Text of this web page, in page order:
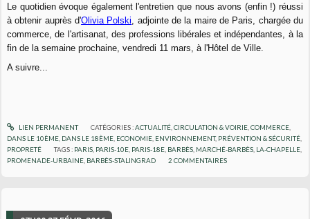
Le quotidien évoque également l'entretien que nous avons (enfin !) réussi
à obtenir auprès d'Olivia Polski , adjointe de la maire de Paris, chargée du
commerce, de l'artisanat, des professions libérales et indépendantes, à la
fin de la semaine prochaine, vendredi 11 mars, à l'Hôtel de Ville.
A suivre...
LIEN PERMANENT CATÉGORIES :ACTUALITÉ, CIRCULATION & VOIRIE, COMMERCE,
DANS LE 10ÈME DANS LE 18ÈME ECONOMIE ENVIRONNEMENT, PRÉVENTION & SÉCURITÉ
PROPRETÉ
TAGS : PARIS PARIS-10E PARIS-18E BARBÈS MARCHÉ-BARBÈS LA-CHAPELLE
PROMENADE-URBAINE BARBÈS-STALINGRAD 2 COMMENTAIRES